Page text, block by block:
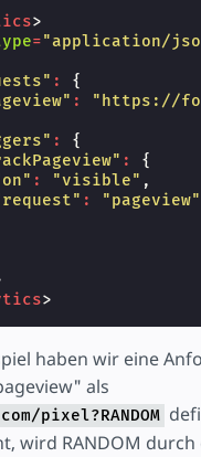
>
="application/
:
{
:
"https://
:
{
:
{
: "visible" ,
:
"pageview"
>
haben wir eine
als
pixel?RANDOM
wird RANDOM durch